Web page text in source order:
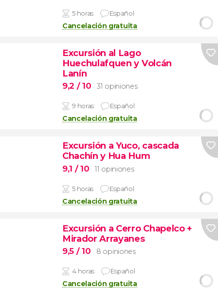
5 horas Español
Cancelación gratuita
Excursión al Lago
Huechulafquen y Volcán
Lanín
9,2 / 10 31 opiniones
9 horas Español
Cancelación gratuita
Excursión a Yuco, cascada
Chachín y Hua Hum
9,1 / 10 11 opiniones
5 horas Español
Cancelación gratuita
Excursión a Cerro Chapelco +
Mirador Arrayanes
9,5 / 10 8 opiniones
4 horas Español
Cancelación gratuita